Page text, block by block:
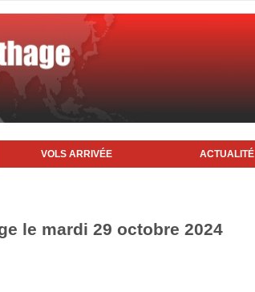
VOLS ARRIVÉE ACTUALITÉ
le mardi 29 octobre 2024